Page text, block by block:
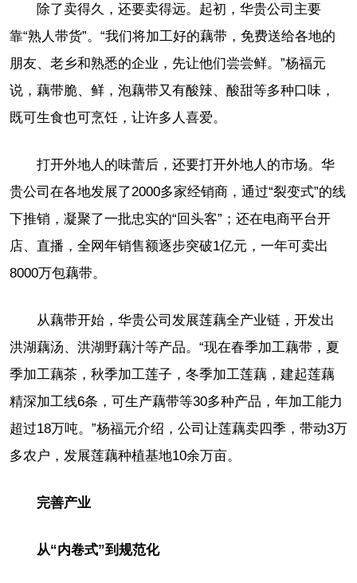
除了卖得久，还要卖得远。起初，华贵公司主要
靠“熟人带货”。“我们将加工好的藕带，免费送给各地的
朋友、老乡和熟悉的企业，先让他们尝尝鲜。”杨福元
说，藕带脆、鲜，泡藕带又有酸辣、酸甜等多种口味，
既可生食也可烹饪，让许多人喜爱。
打开外地人的味蕾后，还要打开外地人的市场。华
贵公司在各地发展了2000多家经销商，通过“裂变式”的线
下推销，凝聚了一批忠实的“回头客”；还在电商平台开
店、直播，全网年销售额逐步突破1亿元，一年可卖出
8000万包藕带。
从藕带开始，华贵公司发展莲藕全产业链，开发出
洪湖藕汤、洪湖野藕汁等产品。“现在春季加工藕带，夏
季加工藕茶，秋季加工莲子，冬季加工莲藕，建起莲藕
精深加工线6条，可生产藕带等30多种产品，年加工能力
超过18万吨。”杨福元介绍，公司让莲藕卖四季，带动3万
多农户，发展莲藕种植基地10余万亩。
完善产业
从“内卷式”到规范化